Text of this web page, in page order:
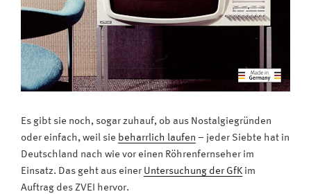
Es gibt sie noch, sogar zuhauf, ob aus Nostalgiegründen
oder einfach, weil sie beharrlich laufen – jeder Siebte hat in
Deutschland nach wie vor einen Röhrenfernseher im
Einsatz. Das geht aus einer Untersuchung der GfK im
Auftrag des ZVEI hervor.